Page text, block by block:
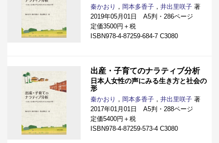
秦かおり ， 岡本多香子 ， 井出里咲子 著
2019年05月01日 A5判・286ページ
定価3500円＋税
ISBN978-4-87259-684-7 C3080
出産・子育てのナラティブ分析
日本人女性の声にみる生き方と社会の
形
秦かおり ， 岡本多香子 ， 井出里咲子 著
2017年01月01日 A5判・288ページ
定価5400円＋税
ISBN978-4-87259-573-4 C3080